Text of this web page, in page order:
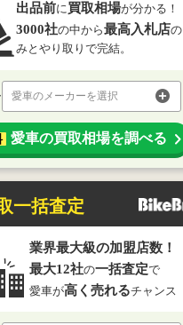
出品前に買取相場が分かる！
3000社の中から最高入札店の
みとやり取りで完結。
愛車のメーカーを選択
愛車の買取相場を調べる
一括査定
業界最大級の加盟店数！
最大12社の一括査定で
愛車が高く売れるチャンス